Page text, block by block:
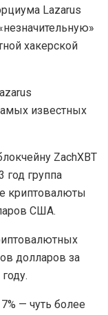
Lazarus
хакерской
известных
ZachXBT
год группа
криптовалюты
США.
долларов за
— чуть более